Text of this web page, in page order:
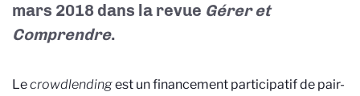
mars 2018 dans la revue Gérer et
Comprendre.
Lecrowdlendingest un financement participatif de pair-